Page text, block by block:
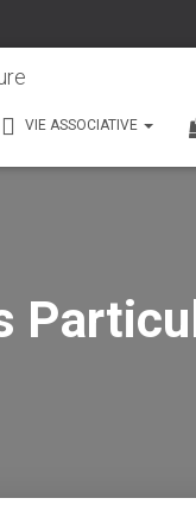
VIE ASSOCIATIVE